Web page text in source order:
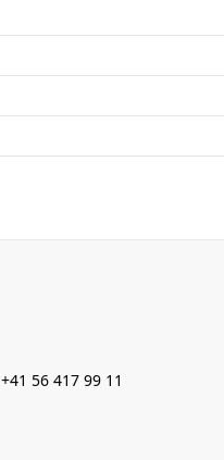
+41 56 417 99 11